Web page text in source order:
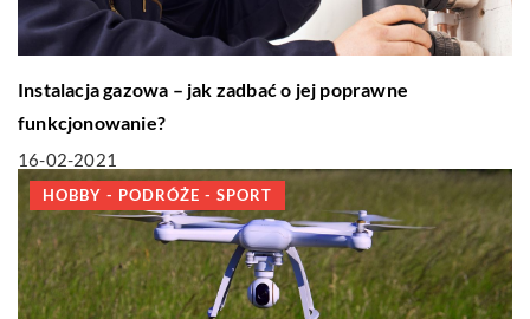
Instalacja gazowa – jak zadbać o jej poprawne
funkcjonowanie?
16-02-2021
HOBBY - PODRÓŻE - SPORT